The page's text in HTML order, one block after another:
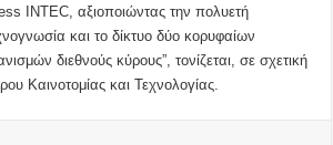
INTEC, αξιοποιώντας την πολυετή
και το δίκτυο δύο κορυφαίων
διεθνούς κύρους”, τονίζεται, σε σχετική
Καινοτομίας και Τεχνολογίας.